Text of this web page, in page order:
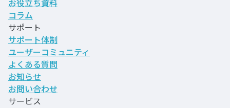
お役立ち資料
コラム
サポート
サポート体制
ユーザーコミュニティ
よくある質問
お知らせ
お問い合わせ
サービス